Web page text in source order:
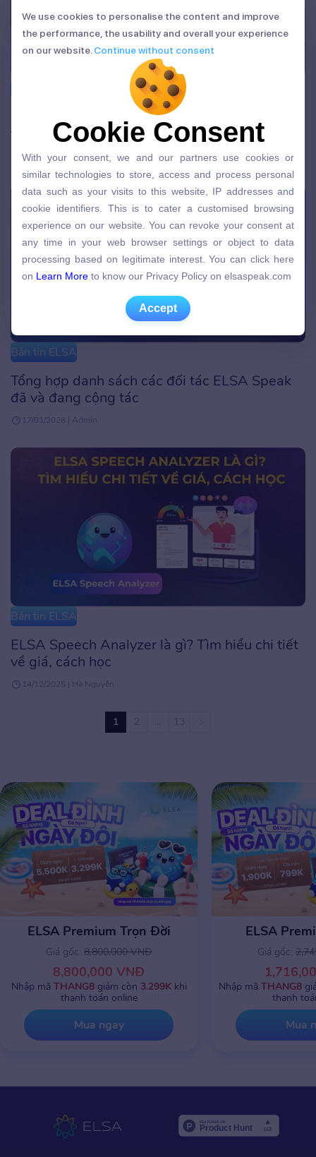
Các giải thưởng của ELSA Speak trên hành
trình phát triển
17/01/2026 | Admin
Bản tin ELSA
Tổng hợp danh sách các đối tác ELSA Speak
đã và đang cộng tác
17/01/2026 | Admin
Bản tin ELSA
ELSA Speech Analyzer là gì? Tìm hiểu chi tiết
về giá, cách học
14/12/2025 | Hà Nguyễn
1 2 13
ELSA Premium Trọn Đời
Giá gốc: 8,800,000 VNĐ
8,800,000 VNĐ
Nhập mã THANG8giảm còn 3.299Kkhi
thanh toán online
Mua ngay
ELSA
Giá gốc:
Nhập mã THANG8
thanh
Mua
We use cookies to personalise the content and improve
the performance, the usability and overall your experience
Continue without consent
Cookie Consent
similar technologies to store, access and process personal
data such as your visits to this website, IP addresses and
cookie identifiers. This is to cater a customised browsing
experience on our website. You can revoke your consent at
any time in your web browser settings or object to data
processing based on legitimate interest. You can click here
on
Learn More to know our Privacy Policy on elsaspeak.com
Accept
We use cookies to personalise the content and improve
the performance, the usability and overall your experience
on our website. Continue without consent
Cookie Consent
With your consent, we and our partners use cookies or
similar technologies to store, access and process personal
data such as your visits to this website, IP addresses and
cookie identifiers. This is to cater a customised browsing
experience on our website. You can revoke your consent at
any time in your web browser settings or object to data
processing based on legitimate interest. You can click here
on Learn More to know our Privacy Policy on elsaspeak.com
Accept